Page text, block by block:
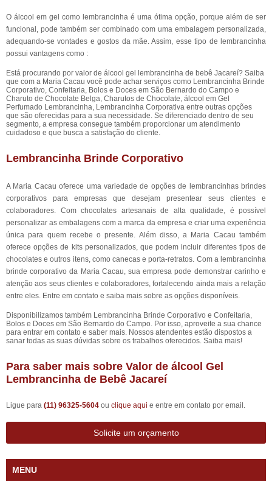
O álcool em gel como lembrancinha é uma ótima opção, porque além de ser
funcional, pode também ser combinado com uma embalagem personalizada,
adequando-se vontades e gostos da mãe. Assim, esse tipo de lembrancinha
possui vantagens como :
Está procurando por valor de álcool gel lembrancinha de bebê Jacareí? Saiba
que com a Maria Cacau você pode achar serviços como Lembrancinha Brinde
Corporativo, Confeitaria, Bolos e Doces em São Bernardo do Campo e
Charuto de Chocolate Belga, Charutos de Chocolate, álcool em Gel
Perfumado Lembrancinha, Lembrancinha Corporativa entre outras opções
que são oferecidas para a sua necessidade. Se diferenciado dentro de seu
segmento, a empresa consegue também proporcionar um atendimento
cuidadoso e que busca a satisfação do cliente.
Lembrancinha Brinde Corporativo
A Maria Cacau oferece uma variedade de opções de lembrancinhas brindes
corporativos para empresas que desejam presentear seus clientes e
colaboradores. Com chocolates artesanais de alta qualidade, é possível
personalizar as embalagens com a marca da empresa e criar uma experiência
única para quem recebe o presente. Além disso, a Maria Cacau também
oferece opções de kits personalizados, que podem incluir diferentes tipos de
chocolates e outros itens, como canecas e porta-retratos. Com a lembrancinha
brinde corporativo da Maria Cacau, sua empresa pode demonstrar carinho e
atenção aos seus clientes e colaboradores, fortalecendo ainda mais a relação
entre eles. Entre em contato e saiba mais sobre as opções disponíveis.
Disponibilizamos também Lembrancinha Brinde Corporativo e Confeitaria,
Bolos e Doces em São Bernardo do Campo. Por isso, aproveite a sua chance
para entrar em contato e saber mais. Nossos atendentes estão dispostos a
sanar todas as suas dúvidas sobre os trabalhos oferecidos. Saiba mais!
Para saber mais sobre Valor de álcool Gel
Lembrancinha de Bebê Jacareí
Ligue para (11) 96325-5604 ou clique aqui e entre em contato por email.
Solicite um orçamento
MENU